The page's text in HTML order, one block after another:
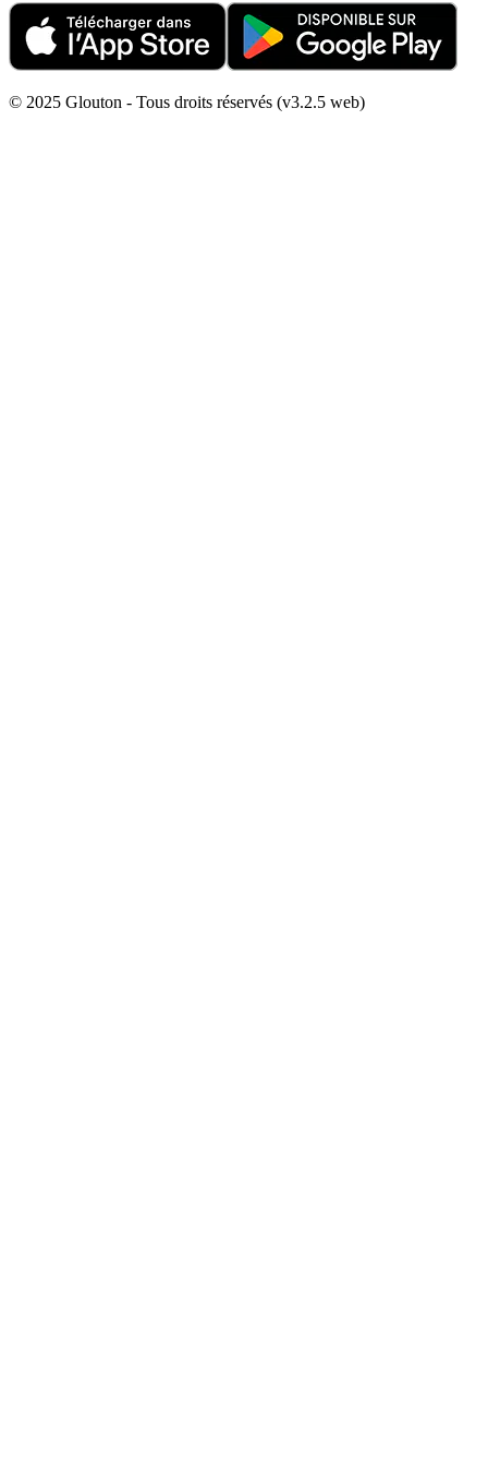
© 2025 Glouton - Tous droits réservés (v3.2.5 web)